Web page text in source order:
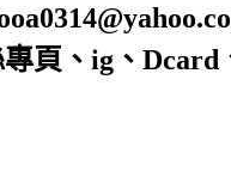
頁、ig、